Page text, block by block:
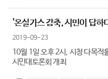
'온실가스 감축, 시민이 답하
2019-09-23
10월 1일 오후 2시, 시청 다목
시민대토론회 개최